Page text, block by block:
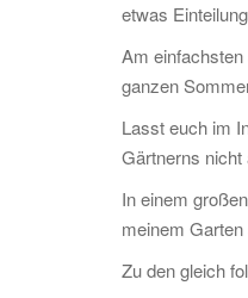
etwas
Am
ganzen
Lasst euch im
Gärtnerns nicht
In einem
meinem
Zu den gleich